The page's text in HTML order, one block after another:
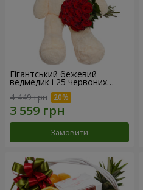
Гігантський бежевий
ведмедик і 25 червоних
троянд
4 449 грн
Замовити